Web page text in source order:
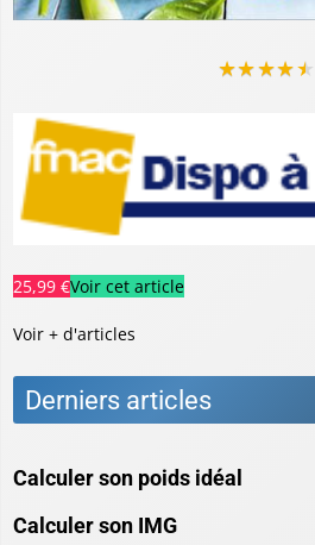
★★★★★
25,99 €Voir cet article
Voir + d'articles
Derniers articles
Calculer son poids idéal
Calculer son IMG